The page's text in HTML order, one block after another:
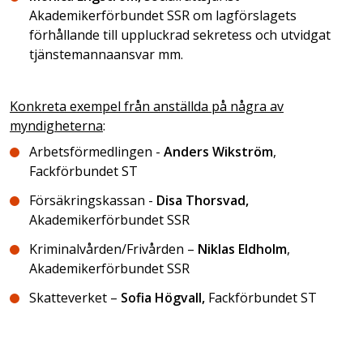
Akademikerförbundet SSR om lagförslagets
förhållande till uppluckrad sekretess och utvidgat
tjänstemannaansvar mm.
Konkreta exempel från anställda på några av
myndigheterna:
Arbetsförmedlingen - Anders Wikström,
Fackförbundet ST
Försäkringskassan - Disa Thorsvad,
Akademikerförbundet SSR
Kriminalvården/Frivården – Niklas Eldholm,
Akademikerförbundet SSR
Skatteverket – Sofia Högvall, Fackförbundet ST